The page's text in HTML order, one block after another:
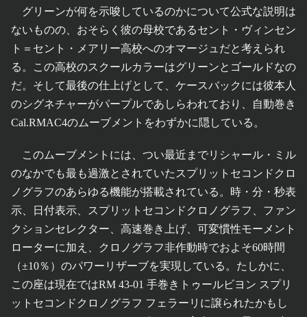
グリーンが何を示唆しているのかについて公式な説明は
ないものの、おそらく彼の母校であるセント・ヴィンセン
ト＝セント・メアリー高校へのオマージュだと考えられ
る。この高校のスクールカラーはグリーンとゴールドなの
だ。そして最後の仕上げとして、ケースバックには彼本人
のシグネチャーがパープルであしらわれており、自動巻き
Cal.RMAC4のムーブメントをわずかに隠している。
このムーブメントには、つい最近までリシャール・ミル
のなかでも最も過激とされていたスプリットセコンドクロ
ノグラフのあらゆる機能が搭載されている。時・分・秒表
示、日付表示、スプリットセコンドクロノグラフ、ファン
クションセレクター、高速巻き上げ、可変慣性モーメント
ローターに加え、クロノグラフ非作動時でおよそ60時間
（±10％）のパワーリザーブを実現している。たしかに、
この座は現在ではRM 43-01 手巻きトゥールビヨン スプリ
ットセコンドクロノグラフ フェラーリ に譲られたかもし